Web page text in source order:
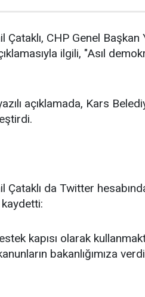
CHP Genel Başkan
ilgili, "Asıl
açıklamada, Kars
Çataklı da Twitter
kaydetti:
kapısı olarak
bakanlığımıza